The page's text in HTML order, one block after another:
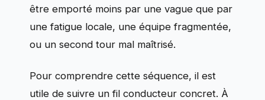
être emporté moins par une vague que par
une fatigue locale, une équipe fragmentée,
ou un second tour mal maîtrisé.
Pour comprendre cette séquence, il est
utile de suivre un fil conducteur concret. À